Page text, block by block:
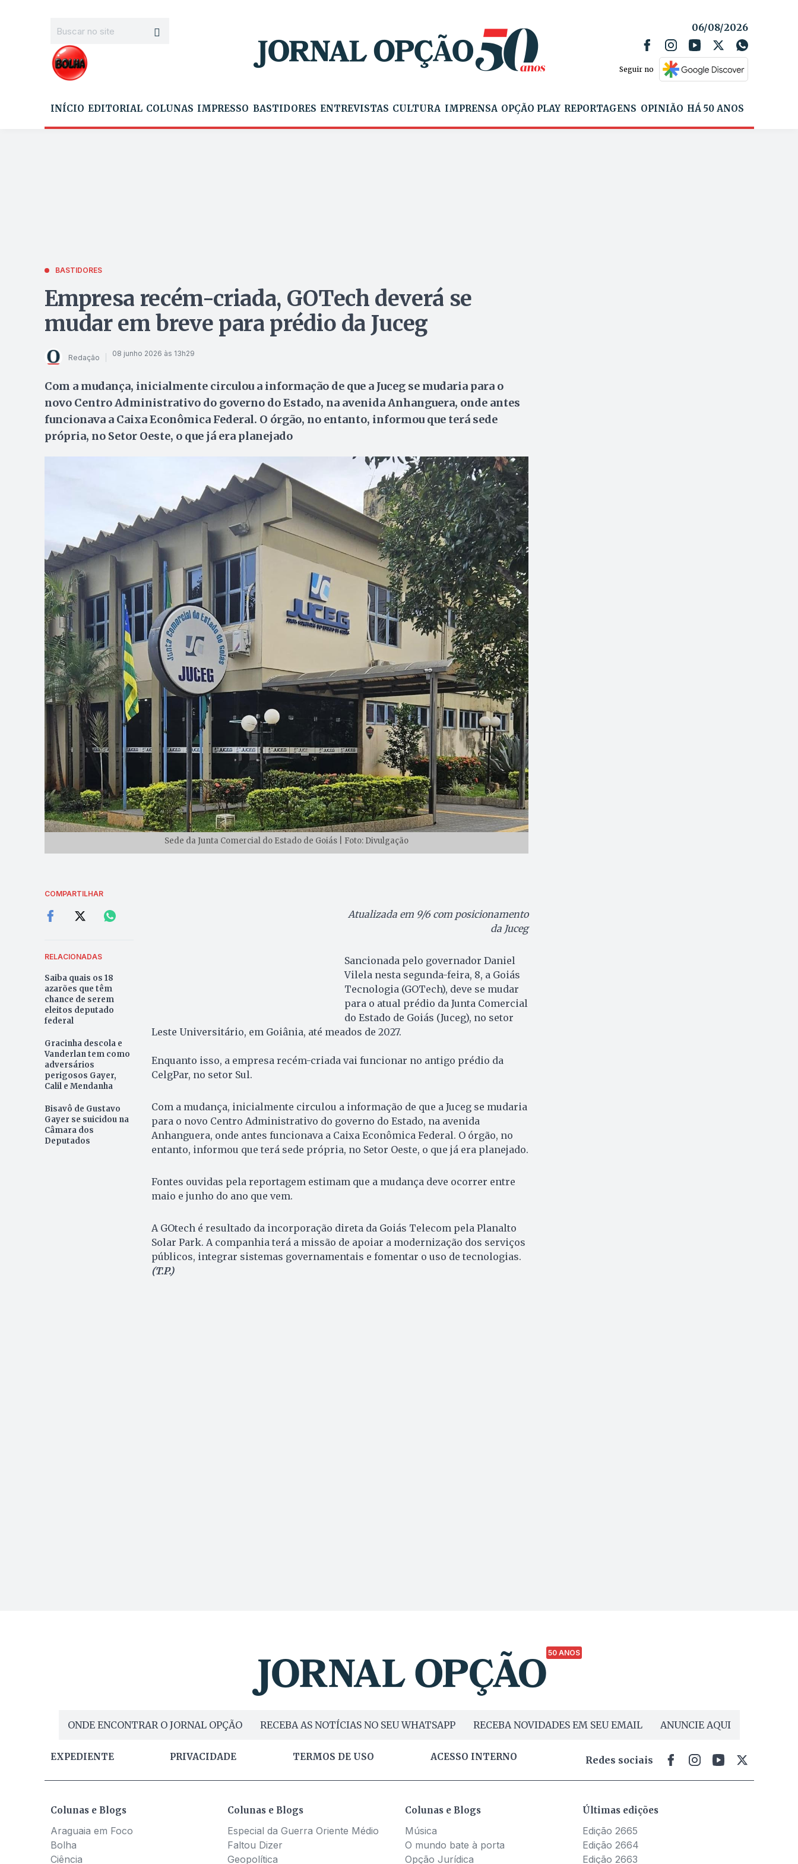
06/08/2026
Seguir no
INÍCIO EDITORIAL COLUNAS IMPRESSO BASTIDORES ENTREVISTAS CULTURA IMPRENSA OPÇÃO PLAY REPORTAGENS OPINIÃO HÁ 50 ANOS
BASTIDORES
Empresa recém-criada, GOTech deverá se
mudar em breve para prédio da Juceg
Redação 08 junho 2026 às 13h29
Com a mudança, inicialmente circulou a informação de que a Juceg se mudaria para o
novo Centro Administrativo do governo do Estado, na avenida Anhanguera, onde antes
funcionava a Caixa Econômica Federal. O órgão, no entanto, informou que terá sede
própria, no Setor Oeste, o que já era planejado
Sede da Junta Comercial do Estado de Goiás | Foto: Divulgação
COMPARTILHAR
RELACIONADAS
Saiba quais os 18
azarões que têm
chance de serem
eleitos deputado
federal
Gracinha descola e
Vanderlan tem como
adversários
perigosos Gayer,
Calil e Mendanha
Bisavô de Gustavo
Gayer se suicidou na
Câmara dos
Deputados
Atualizada em 9/6 com posicionamento
da Juceg
Sancionada pelo governador Daniel
Vilela nesta segunda-feira, 8, a Goiás
Tecnologia (GOTech), deve se mudar
para o atual prédio da Junta Comercial
do Estado de Goiás (Juceg), no setor
Leste Universitário, em Goiânia, até meados de 2027.
Enquanto isso, a empresa recém-criada vai funcionar no antigo prédio da
CelgPar, no setor Sul.
Com a mudança, inicialmente circulou a informação de que a Juceg se mudaria
para o novo Centro Administrativo do governo do Estado, na avenida
Anhanguera, onde antes funcionava a Caixa Econômica Federal. O órgão, no
entanto, informou que terá sede própria, no Setor Oeste, o que já era planejado.
Fontes ouvidas pela reportagem estimam que a mudança deve ocorrer entre
maio e junho do ano que vem.
A GOtech é resultado da incorporação direta da Goiás Telecom pela Planalto
Solar Park. A companhia terá a missão de apoiar a modernização dos serviços
públicos, integrar sistemas governamentais e fomentar o uso de tecnologias.
(T.P.)
50 ANOS
ONDE ENCONTRAR O JORNAL OPÇÃO RECEBA AS NOTÍCIAS NO SEU WHATSAPP RECEBA NOVIDADES EM SEU EMAIL ANUNCIE AQUI
EXPEDIENTE PRIVACIDADE TERMOS DE USO ACESSO INTERNO Redes sociais
Colunas e Blogs
Araguaia em Foco
Bolha
Ciência
Colunas e Blogs
Especial da Guerra Oriente Médio
Faltou Dizer
Geopolítica
Colunas e Blogs
Música
O mundo bate à porta
Opção Jurídica
Últimas edições
Edição 2665
Edição 2664
Edição 2663